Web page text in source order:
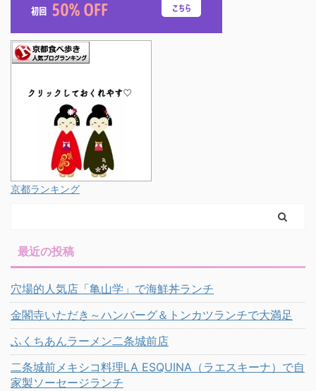
京都ランキング
最近の投稿
穴場的人気店「亀山学」で海鮮丼ランチ
金閣寺いただき～ハンバーグ＆トンカツランチで大満足
ふくちあんラーメン二条城前店
二条城前メキシコ料理LA ESQUINA（ラエスキーナ）で自
家製ソーセージランチ